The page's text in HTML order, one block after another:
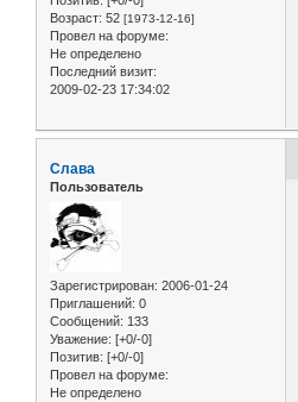
Возраст: 52 [1973-12-16]
Провел на форуме:
Не определено
Последний визит:
2009-02-23 17:34:02
Слава
Пользователь
Зарегистрирован: 2006-01-24
Приглашений: 0
Сообщений: 133
Уважение: [+0/-0]
Позитив: [+0/-0]
Провел на форуме:
Не определено